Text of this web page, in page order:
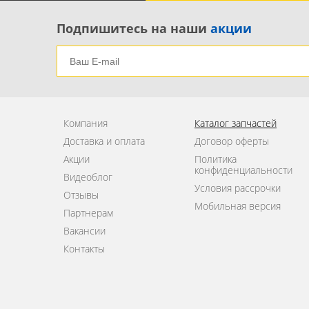
Решетка в бампер 1
Решетка радиатора 5
Ручка двери передней правой 3
Уплотнитель стекла двери задней правой 1
Швеллер бампера передний 1
Подпишитесь на наши акции
Компания
Доставка и оплата
Акции
Видеоблог
Отзывы
Партнерам
Вакансии
Контакты
Каталог запчастей
Договор оферты
Политика
конфиденциальности
Условия рассрочки
Мобильная версия